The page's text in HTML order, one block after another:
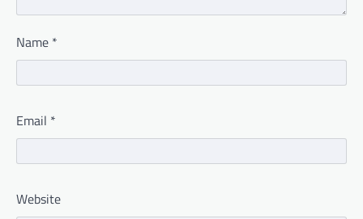
Name *
Email *
Website